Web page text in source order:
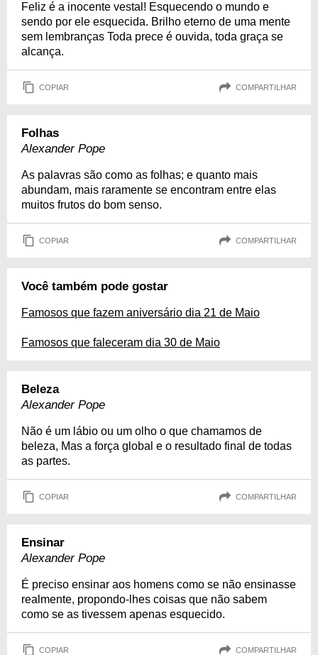
Feliz é a inocente vestal! Esquecendo o mundo e
sendo por ele esquecida. Brilho eterno de uma mente
sem lembranças Toda prece é ouvida, toda graça se
alcança.
COPIAR COMPARTILHAR
Folhas
Alexander Pope
As palavras são como as folhas; e quanto mais
abundam, mais raramente se encontram entre elas
muitos frutos do bom senso.
COPIAR COMPARTILHAR
Você também pode gostar
Famosos que fazem aniversário dia 21 de Maio
Famosos que faleceram dia 30 de Maio
Beleza
Alexander Pope
Não é um lábio ou um olho o que chamamos de
beleza, Mas a força global e o resultado final de todas
as partes.
COPIAR COMPARTILHAR
Ensinar
Alexander Pope
É preciso ensinar aos homens como se não ensinasse
realmente, propondo-lhes coisas que não sabem
como se as tivessem apenas esquecido.
COPIAR COMPARTILHAR